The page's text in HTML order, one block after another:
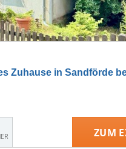
Zuhause in Sandförde
ZUM